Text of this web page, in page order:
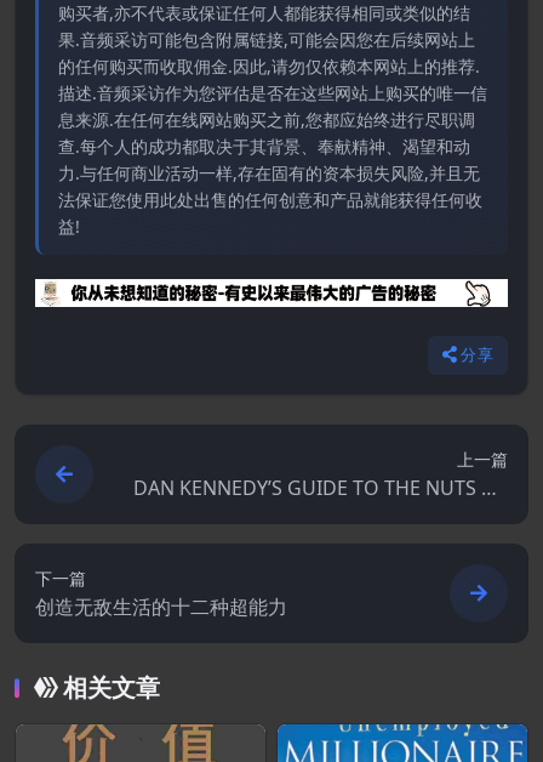
购买者,亦不代表或保证任何人都能获得相同或类似的结
果.音频采访可能包含附属链接,可能会因您在后续网站上
的任何购买而收取佣金.因此,请勿仅依赖本网站上的推荐.
描述.音频采访作为您评估是否在这些网站上购买的唯一信
息来源.在任何在线网站购买之前,您都应始终进行尽职调
查.每个人的成功都取决于其背景、奉献精神、渴望和动
力.与任何商业活动一样,存在固有的资本损失风险,并且无
法保证您使用此处出售的任何创意和产品就能获得任何收
益!
分享
上一篇
DAN KENNEDY’S GUIDE TO THE NUTS AN
D BOLTS OF RUNNING A SUCCESSFUL CO
PYWRITING BUSINESS
下一篇
创造无敌生活的十二种超能力
相关文章